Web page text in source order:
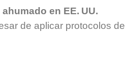
en EE. UU.
de aplicar protocolos de